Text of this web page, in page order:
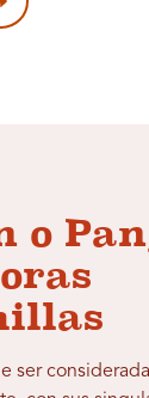
o
ser